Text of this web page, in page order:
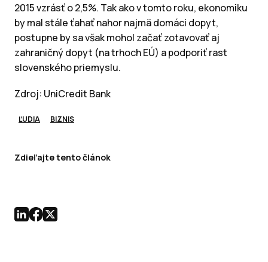
2015 vzrásť o 2,5%. Tak ako v tomto roku, ekonomiku
by mal stále ťahať nahor najmä domáci dopyt,
postupne by sa však mohol začať zotavovať aj
zahraničný dopyt (na trhoch EÚ) a podporiť rast
slovenského priemyslu.
Zdroj: UniCredit Bank
ĽUDIA BIZNIS
Zdieľajte tento článok